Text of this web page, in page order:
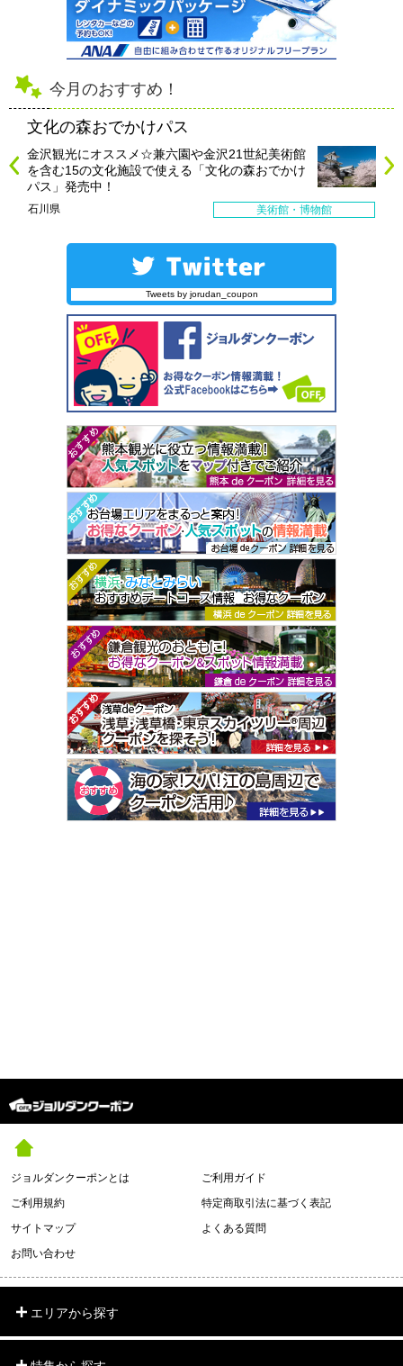
今月のおすすめ！
文化の森おでかけパス
金沢観光にオススメ☆兼六園や金沢21世紀美術館
を含む15の文化施設で使える「文化の森おでかけ
パス」発売中！
石川県 美術館・博物館
Tweets by jorudan_coupon
ジョルダンクーポンとは
ご利用ガイド
ご利用規約
特定商取引法に基づく表記
サイトマップ
よくある質問
お問い合わせ
エリアから探す